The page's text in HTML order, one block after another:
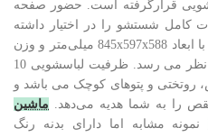
قرارگرفته است. حضور صفحه
کامل شستشو را در اختیار داشته
باشید. این لباسشویی بوش سری 4 با ابعاد 845x597x588 میلی‌متر و وزن
75.7 کیلو گرم کاملاً جمع و جور به نظر می رسد. ظرفیت لباسشویی 10
روتختی و پتوهای کوچک می باشد و
را به شما هدیه می‌دهد. ماشین
نمونه مشابه اما دارای بدنه رنگ